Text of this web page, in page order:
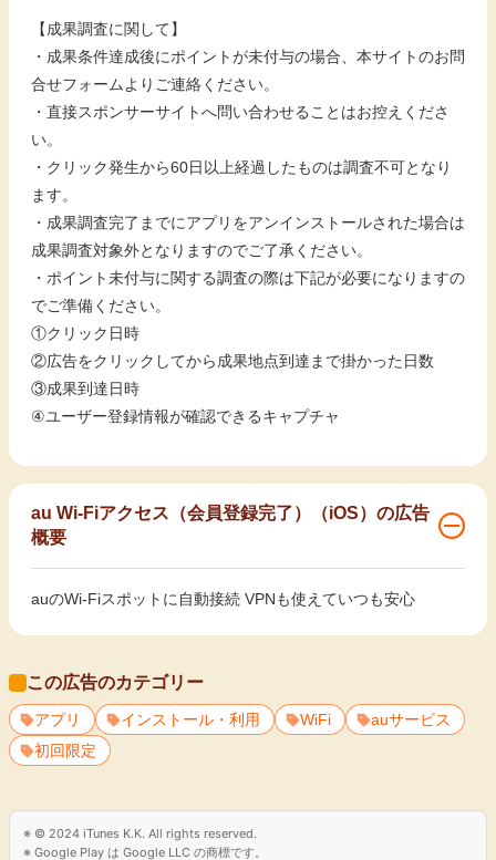
【成果調査に関して】
・成果条件達成後にポイントが未付与の場合、本サイトのお問
合せフォームよりご連絡ください。
・直接スポンサーサイトへ問い合わせることはお控えくださ
い。
・クリック発生から60日以上経過したものは調査不可となり
ます。
・成果調査完了までにアプリをアンインストールされた場合は
成果調査対象外となりますのでご了承ください。
・ポイント未付与に関する調査の際は下記が必要になりますの
でご準備ください。
①クリック日時
②広告をクリックしてから成果地点到達まで掛かった日数
③成果到達日時
④ユーザー登録情報が確認できるキャプチャ
au Wi-Fiアクセス（会員登録完了）（iOS）の広告
概要
auのWi-Fiスポットに自動接続 VPNも使えていつも安心
この広告のカテゴリー
アプリ インストール・利用 WiFi
auサービス
初回限定
© 2024 iTunes K.K. All rights reserved.
Google Play は Google LLC の商標です。